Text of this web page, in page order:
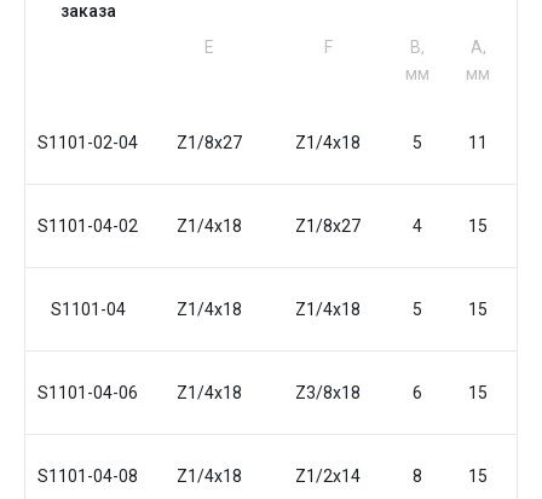
заказа
Е F
B,
мм
A,
мм
S1101-02-04 Z1/8x27 Z1/4x18 5 11
S1101-04-02 Z1/4x18 Z1/8x27 4 15
S1101-04 Z1/4x18 Z1/4x18 5 15
S1101-04-06 Z1/4x18 Z3/8x18 6 15
S1101-04-08 Z1/4x18 Z1/2x14 8 15